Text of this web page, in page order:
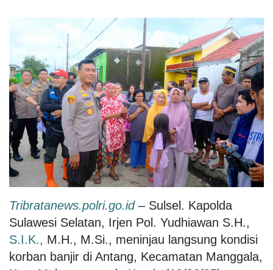
Tribratanews.polri.go.id – Sulsel. Kapolda
Sulawesi Selatan, Irjen Pol. Yudhiawan S.H.,
S.I.K., M.H., M.Si., meninjau langsung kondisi
korban banjir di Antang, Kecamatan Manggala,